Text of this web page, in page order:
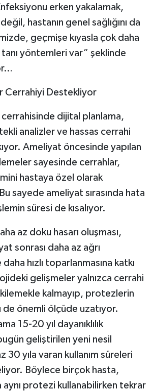
erken yakalamak,
hastanın genel sağlığını da
geçmişe kıyasla çok daha
tanı yöntemleri var” şeklinde
Cerrahiyi Destekliyor
dijital planlama,
analizler ve hassas cerrahi
Ameliyat öncesinde yapılan
sayesinde cerrahlar,
hastaya özel olarak
sayede ameliyat sırasında hata
süresi de kısalıyor.
az doku hasarı oluşması,
sonrası daha az ağrı
hızlı toparlanmasına katkı
gelişmeler yalnızca cerrahi
kalmayıp, protezlerin
de önemli ölçüde uzatıyor.
15-20 yıl dayanıklılık
geliştirilen yeni nesil
30 yıla varan kullanım süreleri
Böylece birçok hasta,
aynı protezi kullanabilirken tekrar